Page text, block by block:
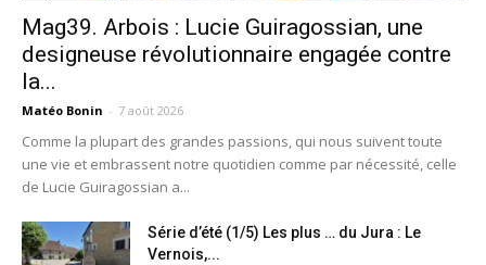
Mag39. Arbois : Lucie Guiragossian, une
designeuse révolutionnaire engagée contre
la...
Matéo Bonin - 7 août 2026
Comme la plupart des grandes passions, qui nous suivent toute
une vie et embrassent notre quotidien comme par nécessité, celle
de Lucie Guiragossian a...
Série d’été (1/5) Les plus … du Jura : Le
Vernois,...